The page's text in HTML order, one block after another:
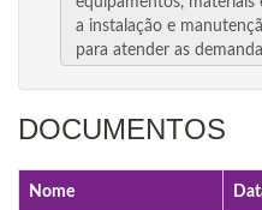
DOCUMENTOS
Nome